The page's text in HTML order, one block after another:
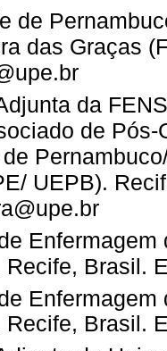
de
das Graças
da
de
UEPB).
Recife, Brasil.
Recife, Brasil.